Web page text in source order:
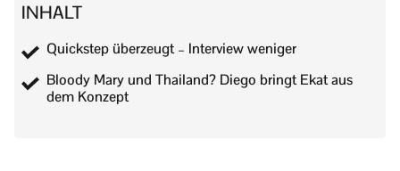
INHALT
Quickstep überzeugt – Interview weniger
Bloody Mary und Thailand? Diego bringt Ekat aus
dem Konzept